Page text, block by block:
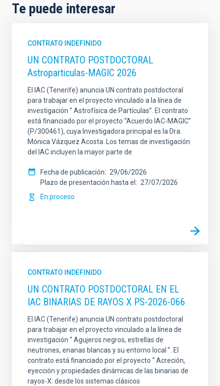
Te puede interesar
CONTRATO INDEFINIDO
UN CONTRATO POSTDOCTORAL
Astroparticulas-MAGIC 2026
El IAC (Tenerife) anuncia UN contrato postdoctoral
para trabajar en el proyecto vinculado a la línea de
investigación “ Astrofísica de Partículas”. El contrato
está financiado por el proyecto “Acuerdo IAC-MAGIC”
(P/300461), cuya Investigadora principal es la Dra.
Mónica Vázquez Acosta. Los temas de investigación
del IAC incluyen la mayor parte de
Fecha de publicación
29/06/2026
Plazo de presentación hasta el
27/07/2026
En proceso
CONTRATO INDEFINIDO
UN CONTRATO POSTDOCTORAL EN EL
IAC BINARIAS DE RAYOS X PS-2026-066
El IAC (Tenerife) anuncia UN contrato postdoctoral
para trabajar en el proyecto vinculado a la línea de
investigación “ Agujeros negros, estrellas de
neutrones, enanas blancas y su entorno local ”. El
contrato está financiado por el proyecto “ Acreción,
eyección y propiedades dinámicas de las binarias de
rayos-X: desde los sistemas clásicos